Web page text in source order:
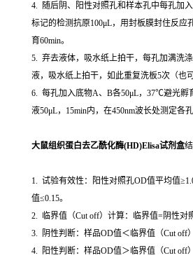
4. 随后阴、阳性对照孔和样本孔中每孔加入
标记的检测抗原100μL，用封板膜封住反
育60min。
5. 弃去液体，吸水纸上拍干，每孔加满洗
液，吸水纸上拍干，如此重复洗板5次（也
6. 每孔加入底物A、B各50μL，37℃避光孵
液50μL，15min内，在450nm波长处测定各孔
大鼠组织蛋白去乙酰化酶(HD)Elisa试剂盒
1. 试验有效性：阳性对照孔OD值平均值
值≤0.15。
2. 临界值（Cut off）计算：临界值=阴性对
3. 阴性判断：样品OD值＜临界值（Cut off
4. 阳性判断：样品OD值＞临界值（Cut off